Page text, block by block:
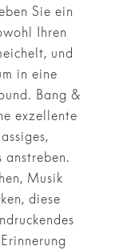
Sie ein
Ihren
und
in eine
Bang &
exzellente
anstreben.
Musik
diese